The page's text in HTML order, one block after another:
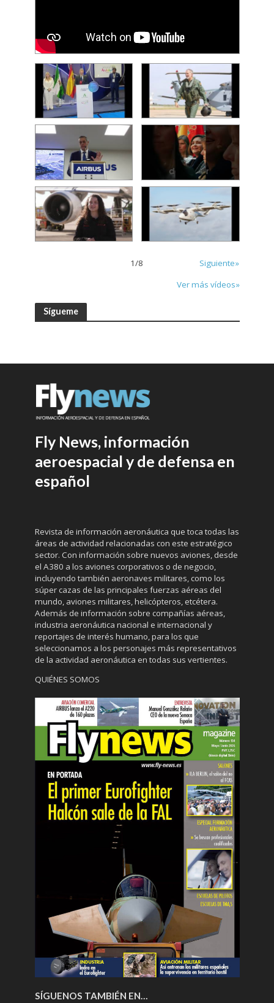
1/8
Siguiente»
Ver más vídeos»
Sígueme
Fly News, información
aeroespacial y de defensa en
español
Revista de información aeronáutica que toca todas las
áreas de actividad relacionadas con este estratégico
sector. Con información sobre nuevos aviones, desde
el A380 a los aviones corporativos o de negocio,
incluyendo también aeronaves militares, como los
súper cazas de las principales fuerzas aéreas del
mundo, aviones militares, helicópteros, etcétera.
Además de información sobre compañías aéreas,
industria aeronáutica nacional e internacional y
reportajes de interés humano, para los que
seleccionamos a los personajes más representativos
de la actividad aeronáutica en todas sus vertientes.
QUIÉNES SOMOS
SÍGUENOS TAMBIÉN EN…